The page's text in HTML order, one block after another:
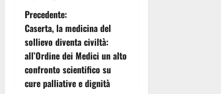
N
a
v
i
Precedente:
Caserta, la medicina del
sollievo diventa civiltà:
all’Ordine dei Medici un alto
confronto scientifico su
cure palliative e dignità